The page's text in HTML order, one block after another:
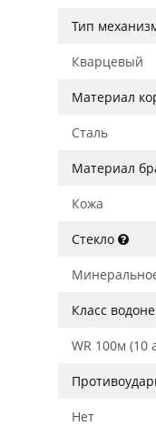
Тип
Кварцевый
Материал
Сталь
Материал
Кожа
Стекло
Класс
WR 100м (10
Нет